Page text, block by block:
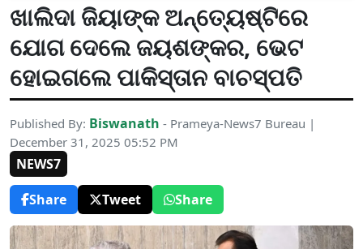
ଖାଲିଦା ଜିୟାଙ୍କ ଅନ୍ତ୍ୟେଷ୍ଟିରେ
ଯୋଗ ଦେଲେ ଜୟଶଙ୍କର, ଭେଟ
ହୋଇଗଲେ ପାକିସ୍ତାନ ବାଚସ୍ପତି
Published By: Biswanath - Prameya-News7 Bureau |
December 31, 2025 05:52 PM
NEWS7
Share
Tweet Share